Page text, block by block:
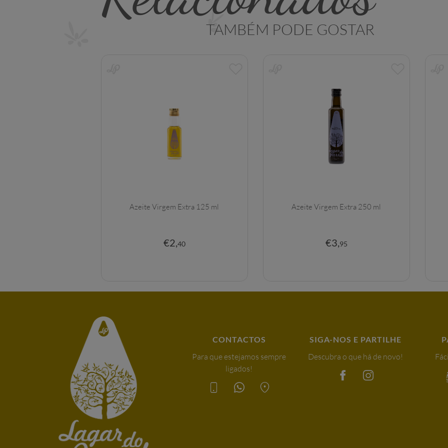
TAMBÉM PODE GOSTAR
Azeite Virgem Extra 125 ml
€2,40
Azeite Virgem Extra 250 ml
€3,95
CONTACTOS
Para que estejamos sempre
ligados!
SIGA-NOS E PARTILHE
Descubra o que há de novo!